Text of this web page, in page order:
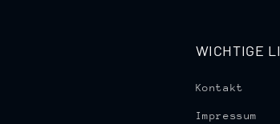
WICHTIGE
Kontakt
Impressum